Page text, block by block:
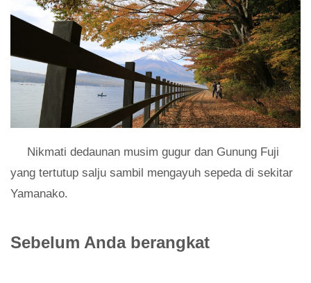
Nikmati dedaunan musim gugur dan Gunung Fuji
yang tertutup salju sambil mengayuh sepeda di sekitar
Yamanako.
Sebelum Anda berangkat